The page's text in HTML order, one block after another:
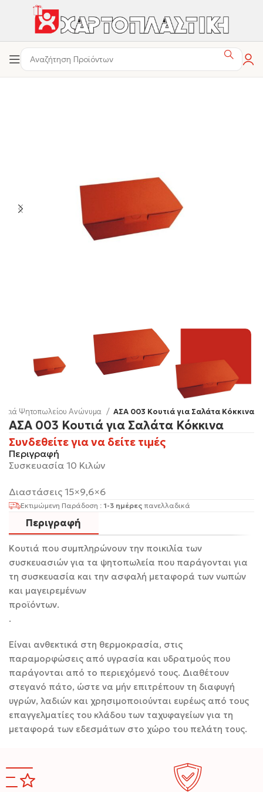
Ψητοπωλείου Ανώνυμα AΣΑ 003 Κουτιά για Σαλάτα Κόκκινα
AΣΑ 003 Κουτιά για Σαλάτα Κόκκινα
Συνδεθείτε για να δείτε τιμές
Περιγραφή
Συσκευασία 10 Κιλών
Διαστάσεις 15×9,6×6
Εκτιμώμενη Παράδοση :1-3 ημέρες πανελλαδικά
Περιγραφή
Κουτιά που συμπληρώνουν την ποικιλία των
συσκευασιών για τα ψητοπωλεία που παράγονται για
τη συσκευασία και την ασφαλή μεταφορά των νωπών
και μαγειρεμένων
.
Είναι ανθεκτικά στη θερμοκρασία, στις
παραμορφώσεις από υγρασία και υδρατμούς που
παράγονται από το περιεχόμενό τους. Διαθέτουν
στεγανό πάτο, ώστε να μήν επιτρέπουν τη διαφυγή
υγρών, λαδιών και χρησιμοποιούνται ευρέως από τους
επαγγελματίες του κλάδου των ταχυφαγείων για τη
μεταφορά των εδεσμάτων στο χώρο του πελάτη τους.